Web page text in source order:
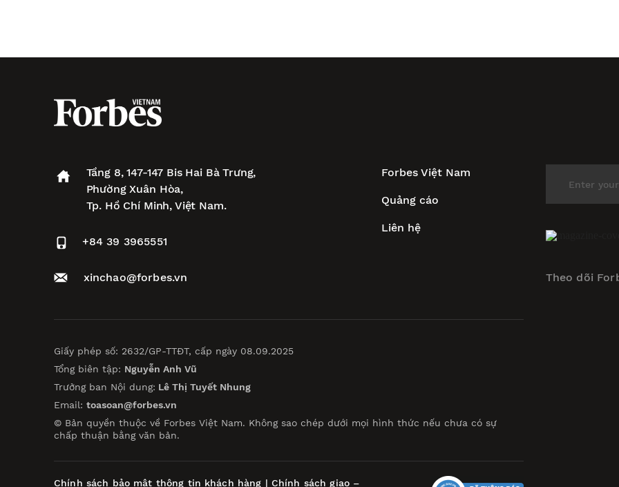
Tầng 8, 147-147 Bis Hai Bà Trưng,
Phường Xuân Hòa,
Tp. Hồ Chí Minh, Việt Nam.
+84 39 3965551
xinchao@forbes.vn
Forbes Việt Nam
Quảng cáo
Liên hệ
Giấy phép số: 2632/GP-TTĐT, cấp ngày 08.09.2025
Tổng biên tập: Nguyễn Anh Vũ
Trưởng ban Nội dung: Lê Thị Tuyết Nhung
Email: toasoan@forbes.vn
© Bản quyền thuộc về Forbes Việt Nam. Không sao chép dưới mọi hình thức nếu chưa có sự
chấp thuận bằng văn bản.
Chính sách bảo mật thông tin khách hàng | Chính sách giao –
Theo dõi